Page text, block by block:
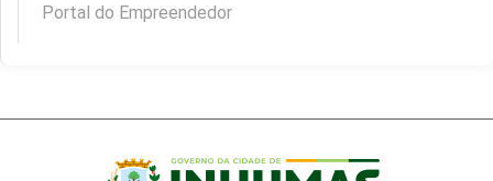
Portal do Empreendedor